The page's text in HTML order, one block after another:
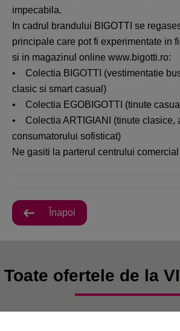
impecabila.
In cadrul brandului BIGOTTI se
principale care pot fi experimentate in
si in magazinul online www.bigotti.ro:
• Colectia BIGOTTI (vestimentatie
clasic si smart casual)
• Colectia EGOBIGOTTI (tinute
• Colectia ARTIGIANI (tinute clasice,
consumatorului sofisticat)
Ne gasiti la parterul centrului
Înapoi
Toate ofertele de la